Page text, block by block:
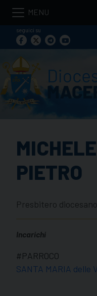
Skip
contentseguici su
PIETRO
Presbitero diocesano
Incarichi
#PARROCO
SANTA MARIA delle